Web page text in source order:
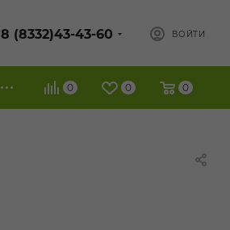
8 (8332)43-43-60 ВОЙТИ
0 0 0